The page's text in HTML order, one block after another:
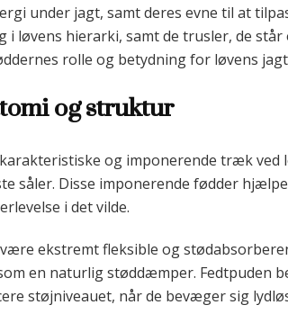
under jagt, samt deres evne til at
i løvens hierarki, samt de trusler, de
rolle og betydning for løvens
og struktur
og imponerende træk
såler. Disse imponerende fødder
i det vilde.
ekstremt fleksible og
en naturlig støddæmper. Fedtpuden
støjniveauet, når de bevæger sig